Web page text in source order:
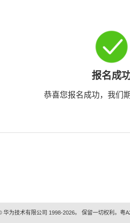
报名成
恭喜您报名成功，我们
华为技术有限公司 1998-2026。 保留一切权利。粤